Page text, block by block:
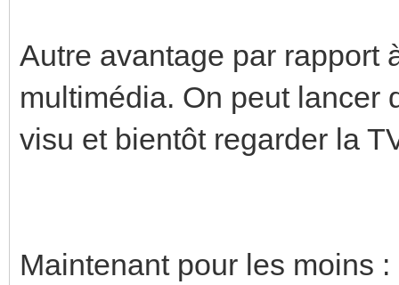
Autre avantage par rapport
multimédia. On peut lancer
visu et bientôt regarder la
Maintenant pour les moins